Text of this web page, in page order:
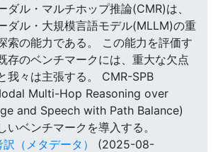
ダル・マルチホップ推論(CMR)は、
ダル・大規模言語モデル(MLLM)の重
索の能力である。 この能力を評価す
存のベンチマークには、重大な欠点
我々は主張する。 CMR-SPB
Multi-Hop Reasoning over
and Speech with Path Balance)
いベンチマークを導入する。
（メタデータ）
(2025-08-